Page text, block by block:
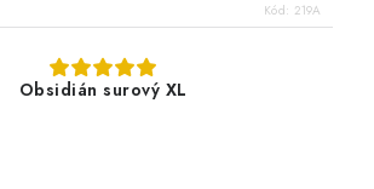
Kód: 219A
Obsidián surový XL